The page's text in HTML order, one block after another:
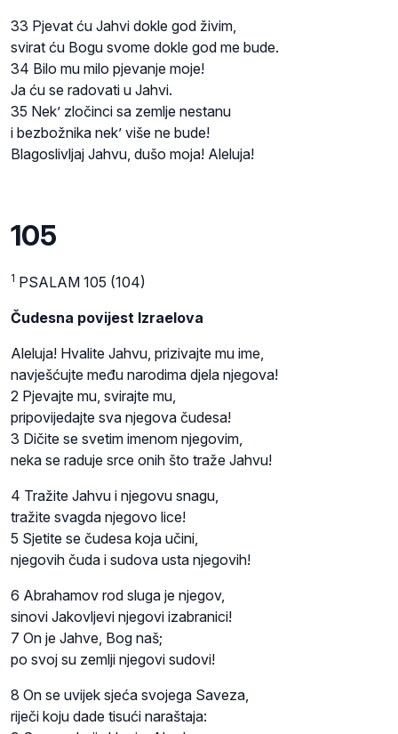
33 Pjevat ću Jahvi dokle god živim,
svirat ću Bogu svome dokle god me bude.
34 Bilo mu milo pjevanje moje!
Ja ću se radovati u Jahvi.
35 Nek’ zločinci sa zemlje nestanu
i bezbožnika nek’ više ne bude!
Blagoslivljaj Jahvu, dušo moja! Aleluja!
105
1 PSALAM 105 (104)
Čudesna povijest Izraelova
Aleluja! Hvalite Jahvu, prizivajte mu ime,
navješćujte među narodima djela njegova!
2 Pjevajte mu, svirajte mu,
pripovijedajte sva njegova čudesa!
3 Dičite se svetim imenom njegovim,
neka se raduje srce onih što traže Jahvu!
4 Tražite Jahvu i njegovu snagu,
tražite svagda njegovo lice!
5 Sjetite se čudesa koja učini,
njegovih čuda i sudova usta njegovih!
6 Abrahamov rod sluga je njegov,
sinovi Jakovljevi njegovi izabranici!
7 On je Jahve, Bog naš;
po svoj su zemlji njegovi sudovi!
8 On se uvijek sjeća svojega Saveza,
riječi koju dade tisući naraštaja: